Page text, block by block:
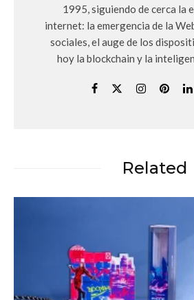
1995, siguiendo de cerca la
internet: la emergencia de la
sociales, el auge de los
hoy la blockchain y la
Related